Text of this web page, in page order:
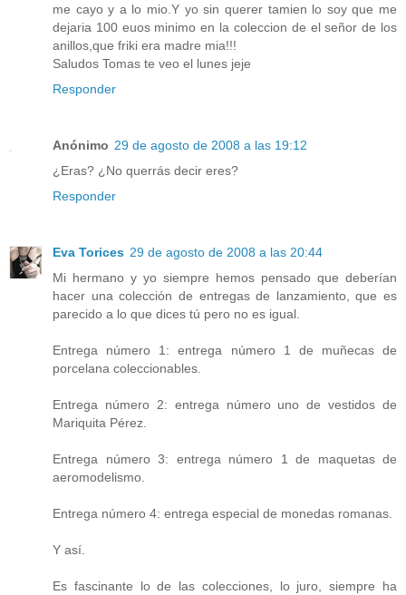
me cayo y a lo mio.Y yo sin querer tamien lo soy que me
dejaria 100 euos minimo en la coleccion de el señor de los
anillos,que friki era madre mia!!!
Saludos Tomas te veo el lunes jeje
Responder
Anónimo 29 de agosto de 2008 a las 19:12
¿Eras? ¿No querrás decir eres?
Responder
Eva Torices 29 de agosto de 2008 a las 20:44
Mi hermano y yo siempre hemos pensado que deberían
hacer una colección de entregas de lanzamiento, que es
parecido a lo que dices tú pero no es igual.
Entrega número 1: entrega número 1 de muñecas de
porcelana coleccionables.
Entrega número 2: entrega número uno de vestidos de
Mariquita Pérez.
Entrega número 3: entrega número 1 de maquetas de
aeromodelismo.
Entrega número 4: entrega especial de monedas romanas.
Y así.
Es fascinante lo de las colecciones, lo juro, siempre ha